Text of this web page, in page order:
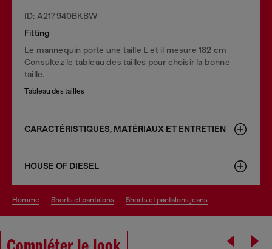
ID: A217940BKBW
Fitting
Le mannequin porte une taille L et il mesure 182 cm
Consultez le tableau des tailles pour choisir la bonne
taille.
Tableau des tailles
CARACTÉRISTIQUES, MATÉRIAUX ET ENTRETIEN
HOUSE OF DIESEL
homme shorts et pantalons shorts et pantalons jeans